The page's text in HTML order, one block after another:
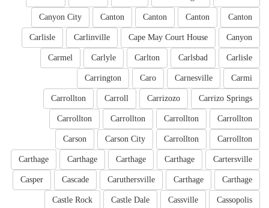
Canton
Canton
Canton
Canton
Canyon City
Canyon
Cape May Court House
Carlinville
Carlisle
Carlisle
Carlsbad
Carlton
Carlyle
Carmel
Carmi
Carnesville
Caro
Carrington
Carrizo Springs
Carrizozo
Carroll
Carrollton
Carrollton
Carrollton
Carrollton
Carrollton
Carrollton
Carrollton
Carson City
Carson
Cartersville
Carthage
Carthage
Carthage
Carthage
Carthage
Carthage
Caruthersville
Cascade
Casper
Cassopolis
Cassville
Castle Dale
Castle Rock